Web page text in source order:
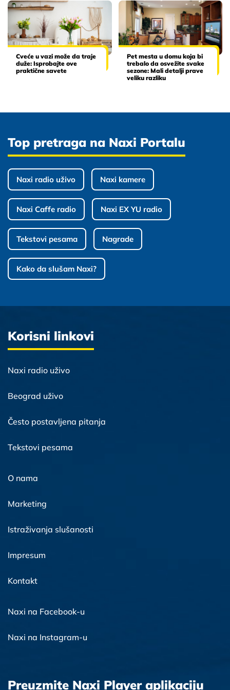
Cveće u vazi može da traje
duže: Isprobajte ove
praktične savete
Pet mesta u domu koja bi
trebalo da osvežite svake
sezone: Mali detalji prave
veliku razliku
Top pretraga na Naxi Portalu
Naxi radio uživo Naxi kamere
Naxi Caffe radio Naxi EX YU radio
Tekstovi pesama Nagrade
Kako da slušam Naxi?
Korisni linkovi
Naxi radio uživo
Beograd uživo
Često postavljena pitanja
Tekstovi pesama
O nama
Marketing
Istraživanja slušanosti
Impresum
Kontakt
Naxi na Facebook-u
Naxi na Instagram-u
Preuzmite Naxi Player aplikaciju